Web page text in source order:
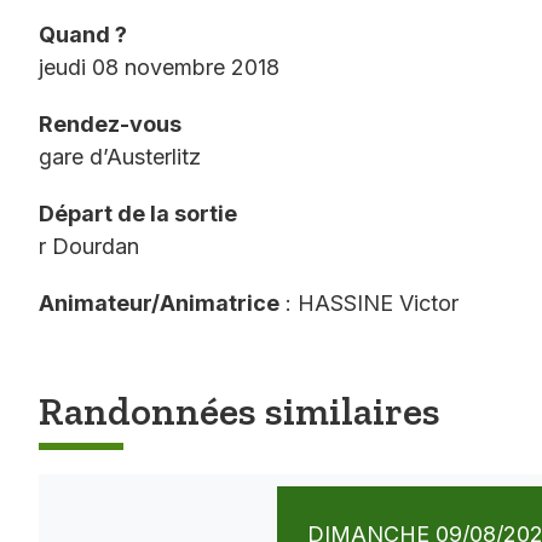
Quand ?
jeudi 08 novembre 2018
Rendez-vous
gare d’Austerlitz
Départ de la sortie
r Dourdan
Animateur/Animatrice : HASSINE Victor
Randonnées similaires
DIMANCHE 09/08/